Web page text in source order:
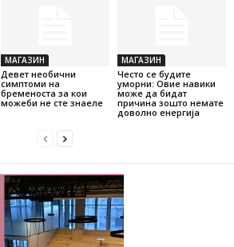
МАГАЗИН
Девет необични
симптоми на
бременоста за кои
можеби не сте знаеле
МАГАЗИН
Често се будите
уморни: Овие навики
може да бидат
причина зошто немате
доволно енергија